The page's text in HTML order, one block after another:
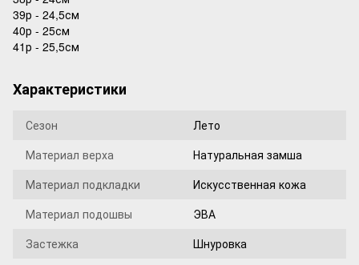
39р - 24,5см
40р - 25см
41р - 25,5см
Характеристики
Сезон
Лето
Материал верха
Натуральная замша
Материал подкладки
Искусственная кожа
Материал подошвы
ЭВА
Застежка
Шнуровка